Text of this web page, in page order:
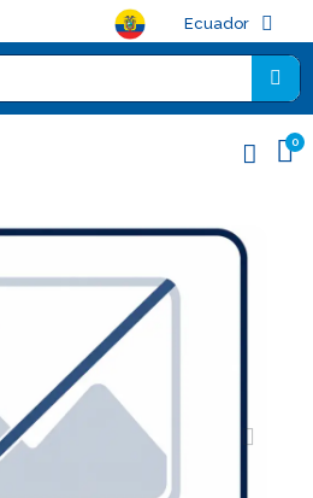
Ecuador